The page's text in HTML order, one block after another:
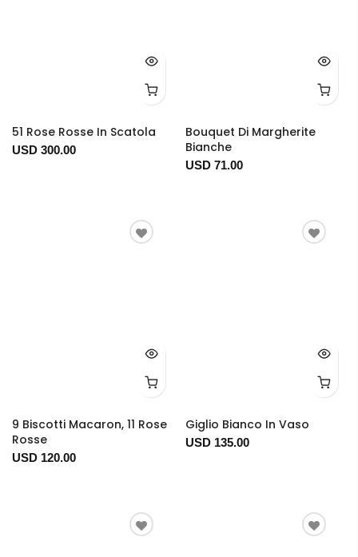
51 Rose Rosse In Scatola
USD 300.00
Bouquet Di Margherite
Bianche
USD 71.00
9 Biscotti Macaron, 11 Rose
Rosse
USD 120.00
Giglio Bianco In Vaso
USD 135.00